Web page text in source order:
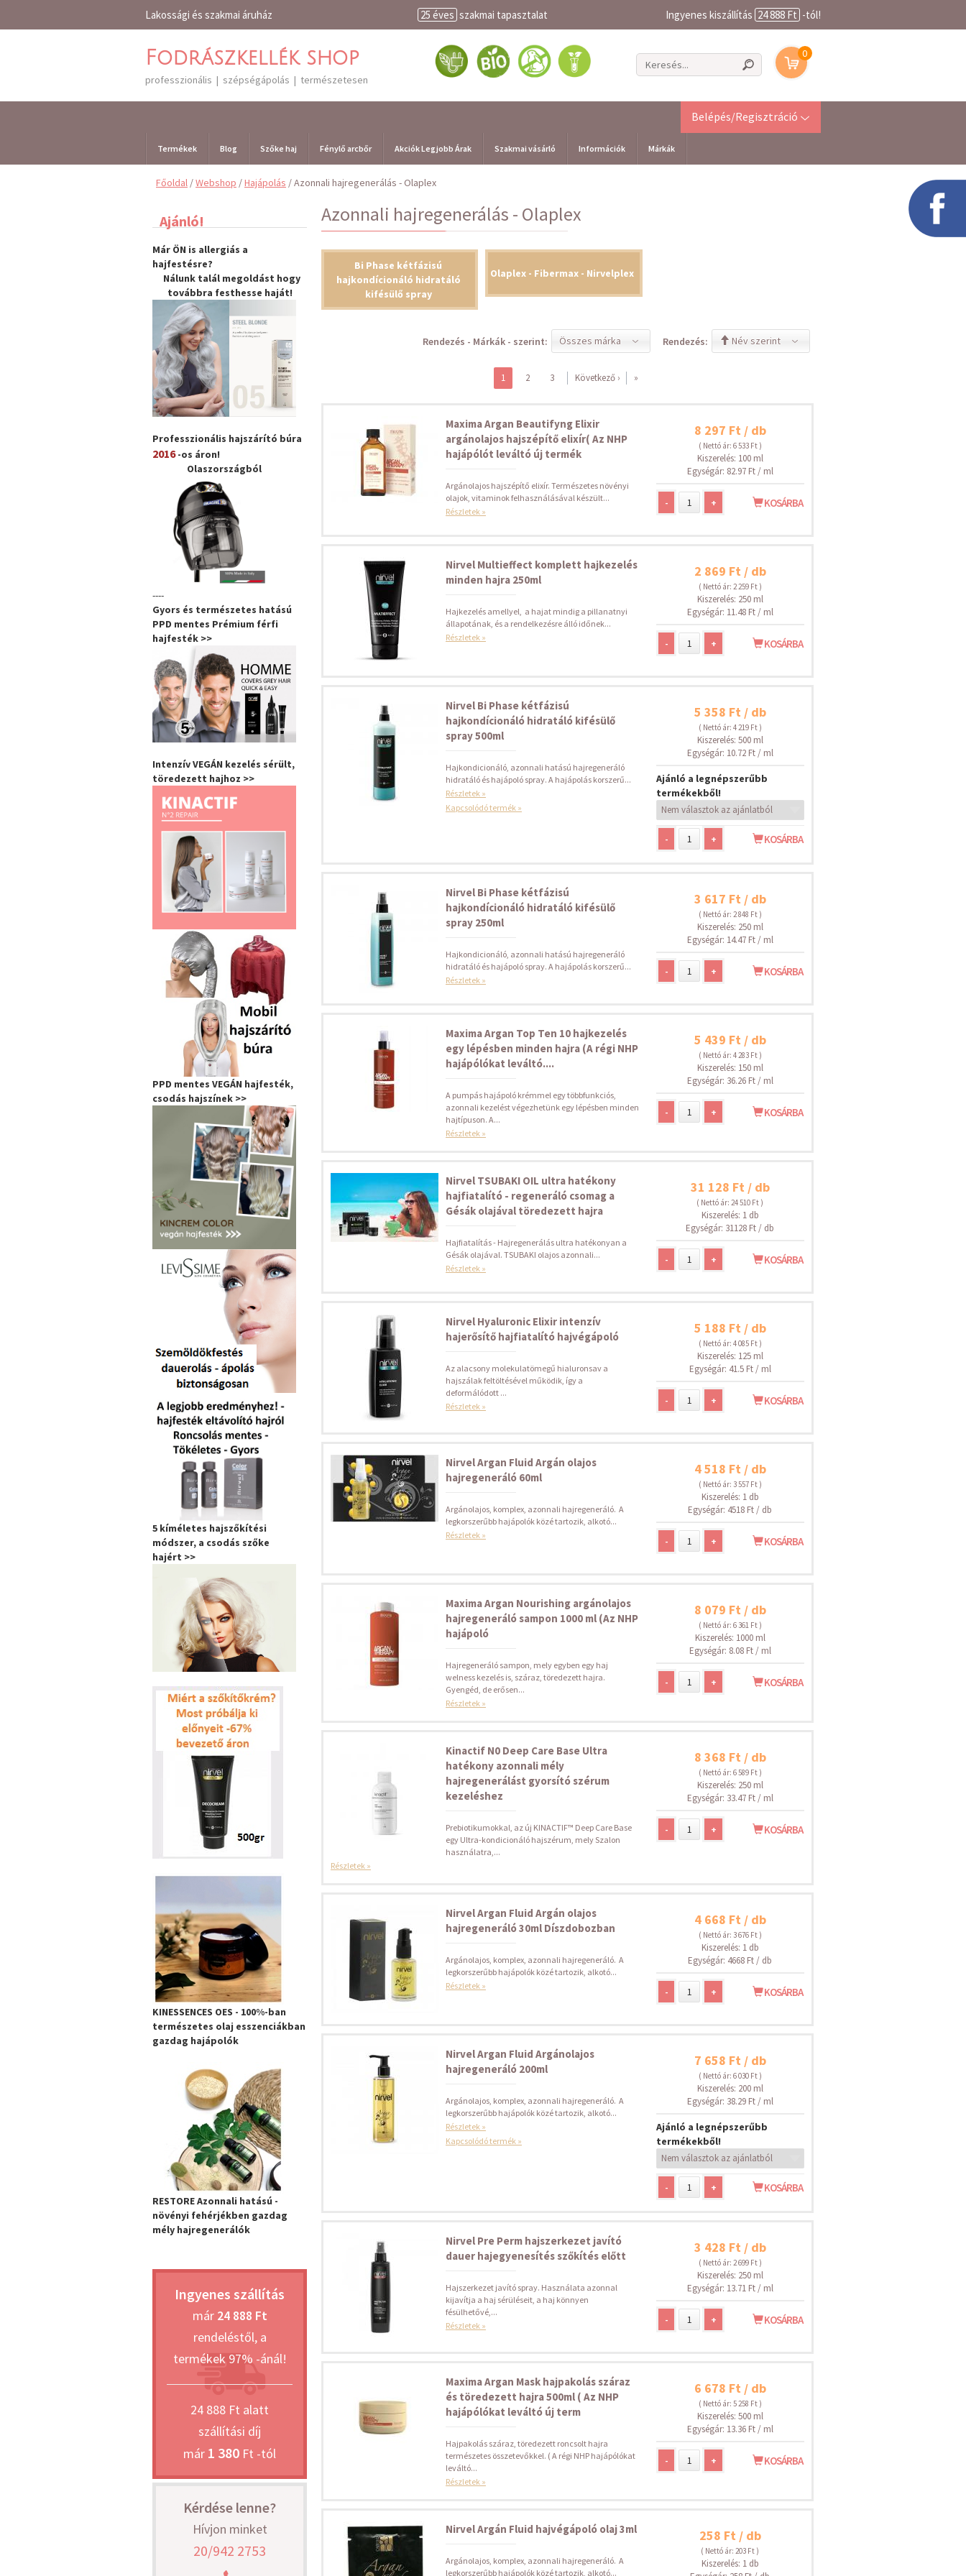
Lakossági és szakmai áruház 25 éves szakmai tapasztalat Ingyenes kiszállítás 24 888 Ft -tól!
Fodrászkellék shop
professzionális | szépségápolás | természetesen
0
Belépés/Regisztráció
Termékek Blog Szőke haj Fénylő arcbőr Akciók Legjobb Árak Szakmai vásárló Információk Márkák
Főoldal /Webshop /Hajápolás / Azonnali hajregenerálás - Olaplex
Azonnali hajregenerálás - Olaplex
Bi Phase kétfázisú
hajkondícionáló hidratáló
kifésülő spray
Olaplex - Fibermax - Nirvelplex
Név szerint
Rendezés:
Összes márka
Rendezés - Márkák - szerint:
1 2 3 Következő › »
Maxima Argan Beautifyng Elixir
argánolajos hajszépítő elixír( Az NHP
hajápólót leváltó új termék
Argánolajos hajszépítő elixír. Természetes növényi
olajok, vitaminok felhasználásával készült...
Részletek »
8 297 Ft / db
( Nettó ár: 6 533 Ft )
Kiszerelés: 100 ml
Egységár: 82.97 Ft / ml
- + KOSÁRBA
Nirvel Multieffect komplett hajkezelés
minden hajra 250ml
Hajkezelés amellyel, a hajat mindig a pillanatnyi
állapotának, és a rendelkezésre álló időnek...
Részletek »
2 869 Ft / db
( Nettó ár: 2 259 Ft )
Kiszerelés: 250 ml
Egységár: 11.48 Ft / ml
- + KOSÁRBA
Nirvel Bi Phase kétfázisú
hajkondícionáló hidratáló kifésülő
spray 500ml
Hajkondicionáló, azonnali hatású hajregeneráló
hidratáló és hajápoló spray. A hajápolás korszerű...
Részletek »
Kapcsolódó termék »
5 358 Ft / db
( Nettó ár: 4 219 Ft )
Kiszerelés: 500 ml
Egységár: 10.72 Ft / ml
Ajánló a legnépszerűbb
termékekből!
- + KOSÁRBA
Nirvel Bi Phase kétfázisú
hajkondícionáló hidratáló kifésülő
spray 250ml
Hajkondicionáló, azonnali hatású hajregeneráló
hidratáló és hajápoló spray. A hajápolás korszerű...
Részletek »
3 617 Ft / db
( Nettó ár: 2 848 Ft )
Kiszerelés: 250 ml
Egységár: 14.47 Ft / ml
- + KOSÁRBA
Maxima Argan Top Ten 10 hajkezelés
egy lépésben minden hajra (A régi NHP
hajápólókat leváltó....
A pumpás hajápoló krémmel egy többfunkciós,
azonnali kezelést végezhetünk egy lépésben minden
hajtípuson. A...
Részletek »
5 439 Ft / db
( Nettó ár: 4 283 Ft )
Kiszerelés: 150 ml
Egységár: 36.26 Ft / ml
- + KOSÁRBA
Nirvel TSUBAKI OIL ultra hatékony
hajfiatalító - regeneráló csomag a
Gésák olajával töredezett hajra
Hajfiatalítás - Hajregenerálás ultra hatékonyan a
Gésák olajával. TSUBAKI olajos azonnali...
Részletek »
31 128 Ft / db
( Nettó ár: 24 510 Ft )
Kiszerelés: 1 db
Egységár: 31128 Ft / db
- + KOSÁRBA
Nirvel Hyaluronic Elixir intenzív
hajerősítő hajfiatalító hajvégápoló
Az alacsony molekulatömegű hialuronsav a
hajszálak feltöltésével működik, így a
deformálódott ...
Részletek »
5 188 Ft / db
( Nettó ár: 4 085 Ft )
Kiszerelés: 125 ml
Egységár: 41.5 Ft / ml
- + KOSÁRBA
Nirvel Argan Fluid Argán olajos
hajregeneráló 60ml
Argánolajos, komplex, azonnali hajregeneráló. A
legkorszerűbb hajápolók közé tartozik, alkotó...
Részletek »
4 518 Ft / db
( Nettó ár: 3 557 Ft )
Kiszerelés: 1 db
Egységár: 4518 Ft / db
- + KOSÁRBA
Maxima Argan Nourishing argánolajos
hajregeneráló sampon 1000 ml (Az NHP
hajápoló
Hajregeneráló sampon, mely egyben egy haj
welness kezelés is, száraz, töredezett hajra.
Gyengéd, de erősen...
Részletek »
8 079 Ft / db
( Nettó ár: 6 361 Ft )
Kiszerelés: 1000 ml
Egységár: 8.08 Ft / ml
- + KOSÁRBA
Kinactif N0 Deep Care Base Ultra
hatékony azonnali mély
hajregenerálást gyorsító szérum
kezeléshez
Prebiotikumokkal, az új KINACTIF™ Deep Care Base
egy Ultra-kondicionáló hajszérum, mely Szalon
használatra,...
Részletek »
8 368 Ft / db
( Nettó ár: 6 589 Ft )
Kiszerelés: 250 ml
Egységár: 33.47 Ft / ml
- + KOSÁRBA
Nirvel Argan Fluid Argán olajos
hajregeneráló 30ml Díszdobozban
Argánolajos, komplex, azonnali hajregeneráló. A
legkorszerűbb hajápolók közé tartozik, alkotó...
Részletek »
4 668 Ft / db
( Nettó ár: 3 676 Ft )
Kiszerelés: 1 db
Egységár: 4668 Ft / db
- + KOSÁRBA
Nirvel Argan Fluid Argánolajos
hajregeneráló 200ml
Argánolajos, komplex, azonnali hajregeneráló. A
legkorszerűbb hajápolók közé tartozik, alkotó...
Részletek »
Kapcsolódó termék »
7 658 Ft / db
( Nettó ár: 6 030 Ft )
Kiszerelés: 200 ml
Egységár: 38.29 Ft / ml
Ajánló a legnépszerűbb
termékekből!
- + KOSÁRBA
Nirvel Pre Perm hajszerkezet javító
dauer hajegyenesítés szőkítés előtt
Hajszerkezet javító spray. Használata azonnal
kijavítja a haj sérüléseit, a haj könnyen
fésülhetővé,...
Részletek »
3 428 Ft / db
( Nettó ár: 2 699 Ft )
Kiszerelés: 250 ml
Egységár: 13.71 Ft / ml
- + KOSÁRBA
Maxima Argan Mask hajpakolás száraz
és töredezett hajra 500ml ( Az NHP
hajápólókat leváltó új term
Hajpakolás száraz, töredezett roncsolt hajra
természetes összetevőkkel. ( A régi NHP hajápólókat
leváltó...
Részletek »
6 678 Ft / db
( Nettó ár: 5 258 Ft )
Kiszerelés: 500 ml
Egységár: 13.36 Ft / ml
- + KOSÁRBA
Nirvel Argán Fluid hajvégápoló olaj 3ml
Argánolajos, komplex, azonnali hajregeneráló. A
legkorszerűbb hajápolók közé tartozik, alkotó...
258 Ft / db
( Nettó ár: 203 Ft )
Kiszerelés: 1 db
Ajánló!
Már ÖN is allergiás a
hajfestésre?
Nálunk talál megoldást hogy
továbbra festhesse haját!
Professzionális hajszárító búra
2016-os áron!
Olaszországból
----
Gyors és természetes hatású
PPD mentes Prémium férfi
hajfesték >>
Intenzív VEGÁN kezelés sérült,
töredezett hajhoz >>
PPD mentes VEGÁN hajfesték,
csodás hajszínek >>
5 kíméletes hajszőkítési
módszer, a csodás szőke
hajért >>
KINESSENCES OES - 100%-ban
természetes olaj esszenciákban
gazdag hajápolók
RESTORE Azonnali hatású -
növényi fehérjékben gazdag
mély hajregenerálók
Ingyenes szállítás
már 24 888 Ft
rendeléstől, a
termékek 97% -ánál!
24 888 Ft alatt
szállítási díj
már 1 380 Ft -tól
Kérdése lenne?
Hívjon minket
20/942 2753